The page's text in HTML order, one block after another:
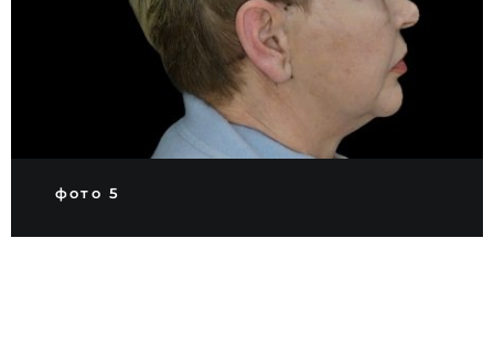
фото 5